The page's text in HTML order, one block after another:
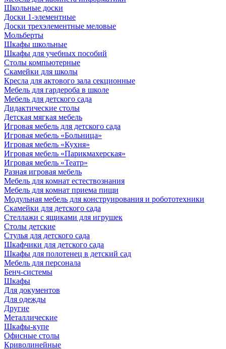
Школьные доски
Доски 1-элементные
Доски трехэлементные меловые
Мольберты
Шкафы школьные
Шкафы для учебных пособий
Столы компьютерные
Скамейки для школы
Кресла для актового зала секционные
Мебель для гардероба в школе
Мебель для детского сада
Дидактические столы
Детская мягкая мебель
Игровая мебель для детского сада
Игровая мебель «Больница»
Игровая мебель «Кухня»
Игровая мебель «Парикмахерская»
Игровая мебель «Театр»
Разная игровая мебель
Мебель для комнат естествознания
Мебель для комнат приема пищи
Модульная мебель для конструирования и робототехники
Скамейки для детского сада
Стеллажи с ящиками для игрушек
Столы детские
Стулья для детского сада
Шкафчики для детского сада
Шкафы для полотенец в детский сад
Мебель для персонала
Бенч-системы
Шкафы
Для документов
Для одежды
Другие
Металлические
Шкафы-купе
Офисные столы
Криволинейные